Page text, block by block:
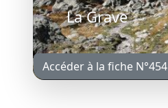
La Grave
Accéder à la fiche N°454